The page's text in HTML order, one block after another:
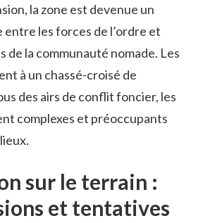
la zone est devenue un
entre les forces de l’ordre et
de la communauté nomade. Les
à un chassé-croisé de
des airs de conflit foncier, les
complexes et préoccupants
sur le terrain :
et tentatives